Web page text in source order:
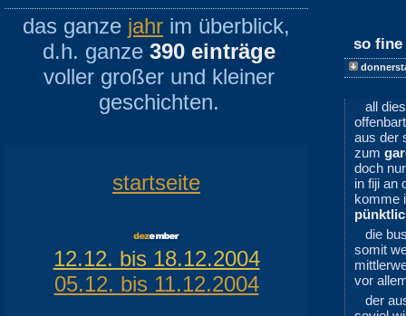
das ganze jahr im überblick,
d.h. ganze 390 einträge
voller großer und kleiner
geschichten.
startseite
12.12. bis 18.12.2004
05.12. bis 11.12.2004
so fine
all
aus der
zum
doch
in fiji an
komme
die
somit
vor
der